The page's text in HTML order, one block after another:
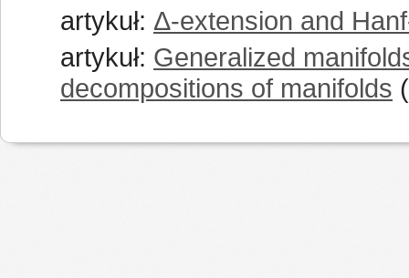
artykuł: Δ-extension and
artykuł: Generalized
decompositions of manifolds (